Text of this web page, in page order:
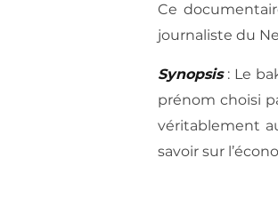
Ce
journaliste du
Synopsis: Le
prénom choisi
véritablement
savoir sur